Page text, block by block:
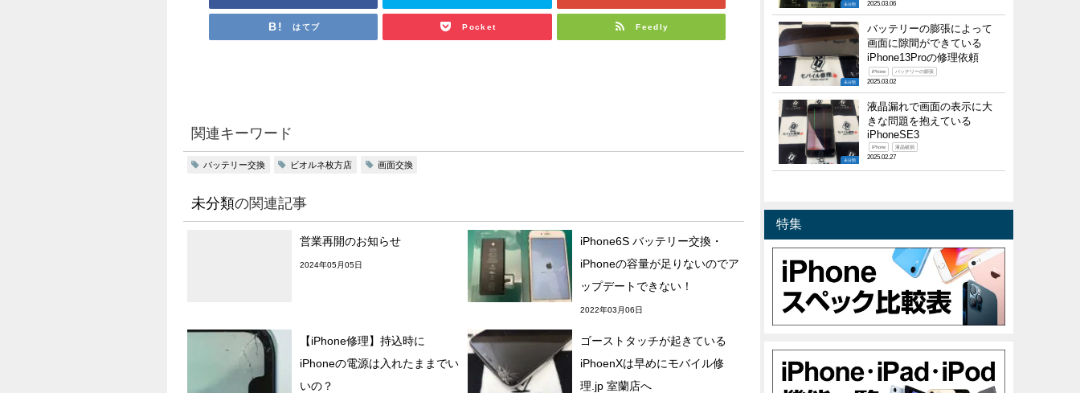
はてブ Pocket Feedly
関連キーワード
バッテリー交換 ビオルネ枚方店 画面交換
未分類の関連記事
営業再開のお知らせ
2024年05月05日
iPhone6S バッテリー交換・
iPhoneの容量が足りないのでア
ップデートできない！
2022年03月06日
【iPhone修理】持込時に
iPhoneの電源は入れたままでい
いの？
ゴーストタッチが起きている
iPhoenXは早めにモバイル修
理.jp 室蘭店へ
未分類 2025.03.06
未分類
バッテリーの膨張によって
画面に隙間ができている
iPhone13Proの修理依頼
iPhone バッテリーの膨張
2025.03.02
未分類
液晶漏れで画面の表示に大
きな問題を抱えている
iPhoneSE3
iPhone 液晶破損
2025.02.27
特集